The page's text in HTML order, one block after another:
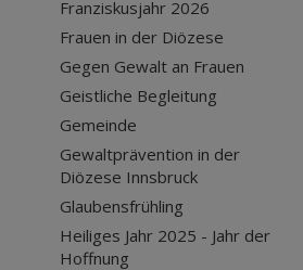
Franziskusjahr 2026
Frauen in der Diözese
Gegen Gewalt an Frauen
Geistliche Begleitung
Gemeinde
Gewaltprävention in der
Diözese Innsbruck
Glaubensfrühling
Heiliges Jahr 2025 - Jahr der
Hoffnung